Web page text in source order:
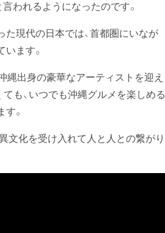
われるようになったのです。
現代の日本では、首都圏にいなが
ます。
縄出身の豪華なアーティストを迎え
も、いつでも沖縄グルメを楽しめる
。
文化を受け入れて人と人との繋がり